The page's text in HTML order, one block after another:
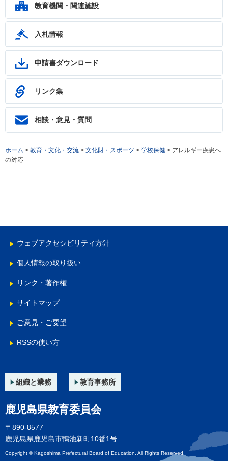
ます。フリーダイヤル：0120-783-574
教育機関・関連施設
入札情報
申請書ダウンロード
リンク集
相談・意見・質問
ホーム > 教育・文化・交流 > 文化財・スポーツ > 学校保健 > アレルギー疾患へ
の対応
ウェブアクセシビリティ方針
個人情報の取り扱い
リンク・著作権
サイトマップ
ご意見・ご要望
RSSの使い方
組織と業務 教育事務所
鹿児島県教育委員会
〒890-8577
鹿児島県鹿児島市鴨池新町10番1号
Copyright © Kagoshima Prefectural Board of Education. All Rights Reserved.